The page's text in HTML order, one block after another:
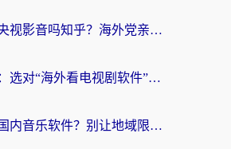
国外可以看央视影音吗知乎？海外党亲测有效的回国加速方案
海外党必看：选对“海外看电视剧软件”，再也不用愁国内剧刷不了
国外如何听国内音乐软件？别让地域限制，断了你的中文歌单